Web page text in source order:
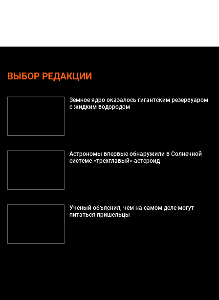
ВЫБОР РЕДАКЦИИ
Земное ядро оказалось гигантским резервуаром
с жидким водородом
Астрономы впервые обнаружили в Солнечной
системе «трехглавый» астероид
Ученый объяснил, чем на самом деле могут
питаться пришельцы